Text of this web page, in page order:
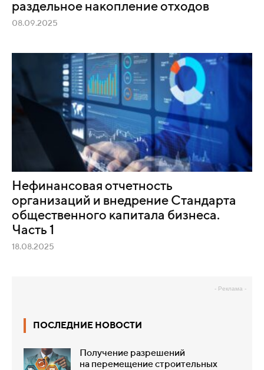
раздельное накопление отходов
08.09.2025
Нефинансовая отчетность
организаций и внедрение Стандарта
общественного капитала бизнеса.
Часть 1
18.08.2025
- Реклама -
ПОСЛЕДНИЕ НОВОСТИ
Получение разрешений
на перемещение строительных